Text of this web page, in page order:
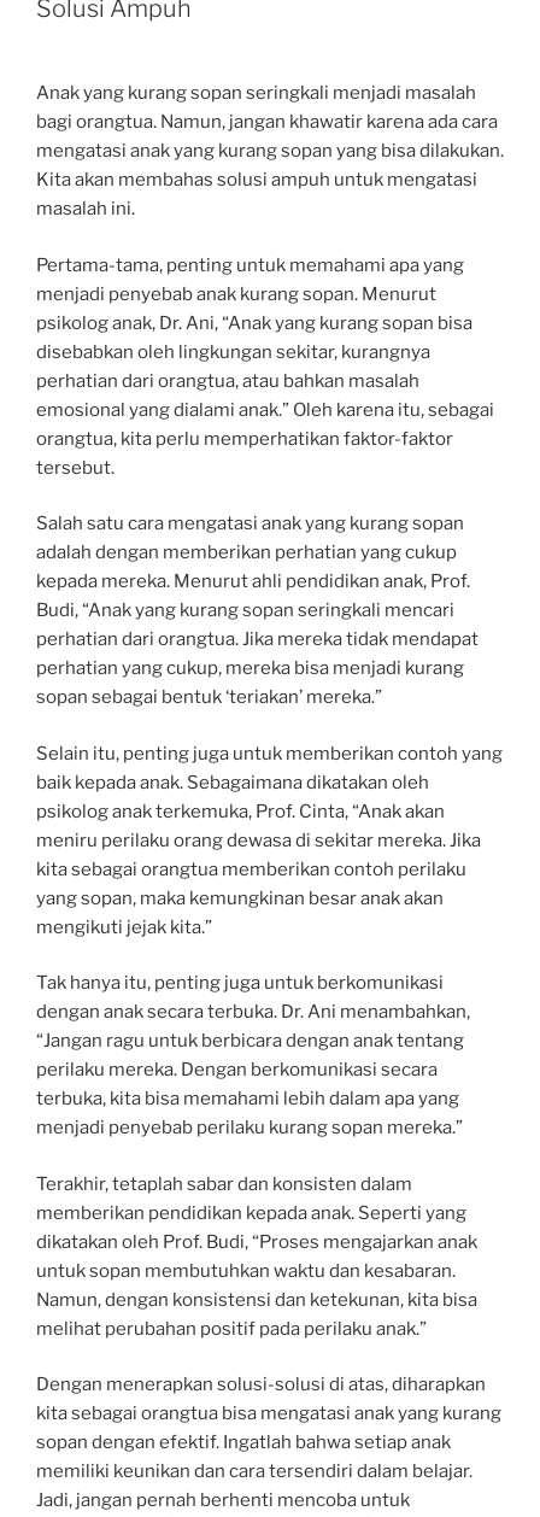
Solusi Ampuh
Anak yang kurang sopan seringkali menjadi masalah
bagi orangtua. Namun, jangan khawatir karena ada cara
mengatasi anak yang kurang sopan yang bisa dilakukan.
Kita akan membahas solusi ampuh untuk mengatasi
masalah ini.
Pertama-tama, penting untuk memahami apa yang
menjadi penyebab anak kurang sopan. Menurut
psikolog anak, Dr. Ani, “Anak yang kurang sopan bisa
disebabkan oleh lingkungan sekitar, kurangnya
perhatian dari orangtua, atau bahkan masalah
emosional yang dialami anak.” Oleh karena itu, sebagai
orangtua, kita perlu memperhatikan faktor-faktor
tersebut.
Salah satu cara mengatasi anak yang kurang sopan
adalah dengan memberikan perhatian yang cukup
kepada mereka. Menurut ahli pendidikan anak, Prof.
Budi, “Anak yang kurang sopan seringkali mencari
perhatian dari orangtua. Jika mereka tidak mendapat
perhatian yang cukup, mereka bisa menjadi kurang
sopan sebagai bentuk ‘teriakan’ mereka.”
Selain itu, penting juga untuk memberikan contoh yang
baik kepada anak. Sebagaimana dikatakan oleh
psikolog anak terkemuka, Prof. Cinta, “Anak akan
meniru perilaku orang dewasa di sekitar mereka. Jika
kita sebagai orangtua memberikan contoh perilaku
yang sopan, maka kemungkinan besar anak akan
mengikuti jejak kita.”
Tak hanya itu, penting juga untuk berkomunikasi
dengan anak secara terbuka. Dr. Ani menambahkan,
“Jangan ragu untuk berbicara dengan anak tentang
perilaku mereka. Dengan berkomunikasi secara
terbuka, kita bisa memahami lebih dalam apa yang
menjadi penyebab perilaku kurang sopan mereka.”
Terakhir, tetaplah sabar dan konsisten dalam
memberikan pendidikan kepada anak. Seperti yang
dikatakan oleh Prof. Budi, “Proses mengajarkan anak
untuk sopan membutuhkan waktu dan kesabaran.
Namun, dengan konsistensi dan ketekunan, kita bisa
melihat perubahan positif pada perilaku anak.”
Dengan menerapkan solusi-solusi di atas, diharapkan
kita sebagai orangtua bisa mengatasi anak yang kurang
sopan dengan efektif. Ingatlah bahwa setiap anak
memiliki keunikan dan cara tersendiri dalam belajar.
Jadi, jangan pernah berhenti mencoba untuk